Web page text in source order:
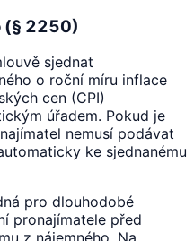
(§ 2250)
sjednat
o roční míru inflace
cen (CPI)
úřadem. Pokud je
nemusí podávat
ke sjednanému
pro dlouhodobé
pronajímatele před